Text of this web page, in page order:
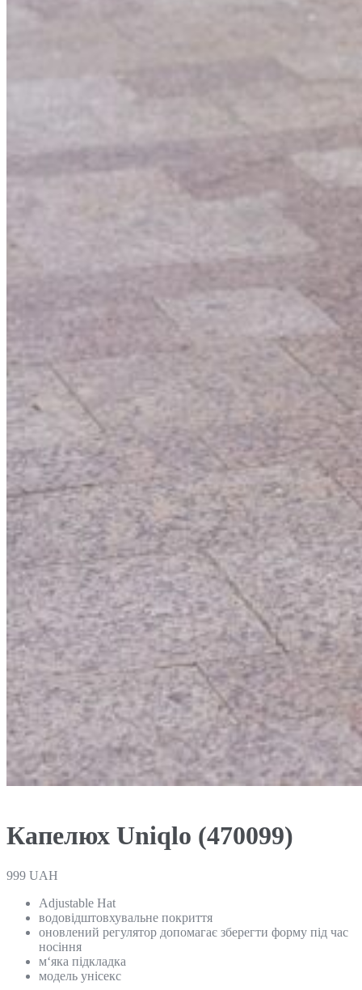
Капелюх Uniqlo (470099)
999 UAH
Adjustable Hat
водовідштовхувальне покриття
оновлений регулятор допомагає зберегти форму під час
носіння
м‘яка підкладка
модель унісекс